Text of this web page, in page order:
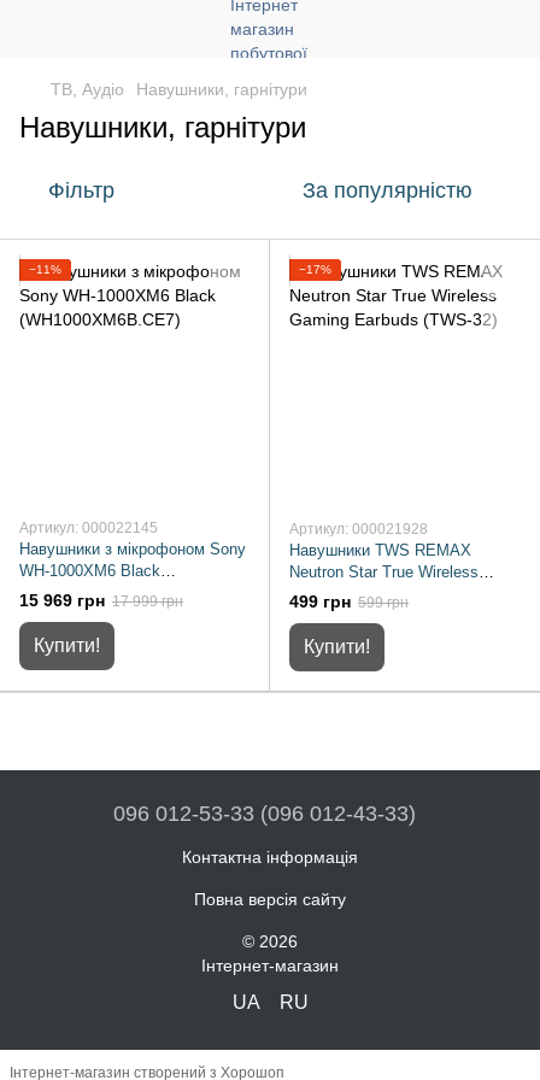
ТВ, Аудіо Навушники, гарнітури
Навушники, гарнітури
Фільтр За популярністю
−11%
Артикул: 000022145
Навушники з мікрофоном Sony
WH-1000XM6 Black
(WH1000XM6B.CE7)
15 969 грн 17 999 грн
Купити!
−17%
Артикул: 000021928
Навушники TWS REMAX
Neutron Star True Wireless
Gaming Earbuds (TWS-32)
499 грн 599 грн
Купити!
096 012-53-33 (096 012-43-33)
Контактна інформація
Повна версія сайту
© 2026
Інтернет-магазин
UA RU
Інтернет-магазин створений з Хорошоп